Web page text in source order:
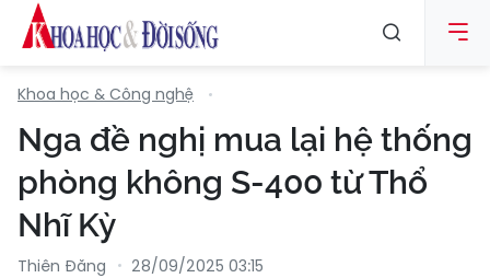
Khoa học & Công nghệ
Nga đề nghị mua lại hệ thống
phòng không S-400 từ Thổ
Nhĩ Kỳ
Thiên Đăng 28/09/2025 03:15